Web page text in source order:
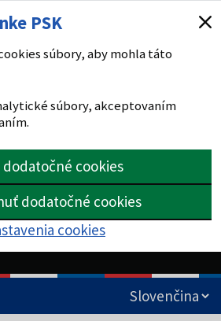
PSK
súbory, aby mohla táto
súbory, akceptovaním
dodatočné cookies
dodatočné cookies
cookies